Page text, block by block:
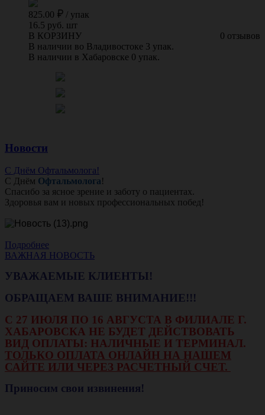
825.00 / упак
16.5 руб. шт
0 отзывов
В КОРЗИНУ
В наличии во Владивостоке 3 упак.
В наличии в Хабаровске 0 упак.
Новости
С Днём Офтальмолога!
С Днём Офтальмолога!
Спасибо за ясное зрение и заботу о пациентах.
Здоровья вам и новых профессиональных побед!
Подробнее
ВАЖНАЯ НОВОСТЬ
УВАЖАЕМЫЕ КЛИЕНТЫ!
ОБРАЩАЕМ ВАШЕ ВНИМАНИЕ!!!
С 27 ИЮЛЯ ПО 16 АВГУСТА В ФИЛИАЛЕ Г.
ХАБАРОВСКА НЕ БУДЕТ ДЕЙСТВОВАТЬ
ВИД ОПЛАТЫ: НАЛИЧНЫЕ И ТЕРМИНАЛ.
ТОЛЬКО ОПЛАТА ОНЛАЙН НА НАШЕМ
САЙТЕ ИЛИ ЧЕРЕЗ РАСЧЕТНЫЙ СЧЕТ.
Приносим свои извинения!